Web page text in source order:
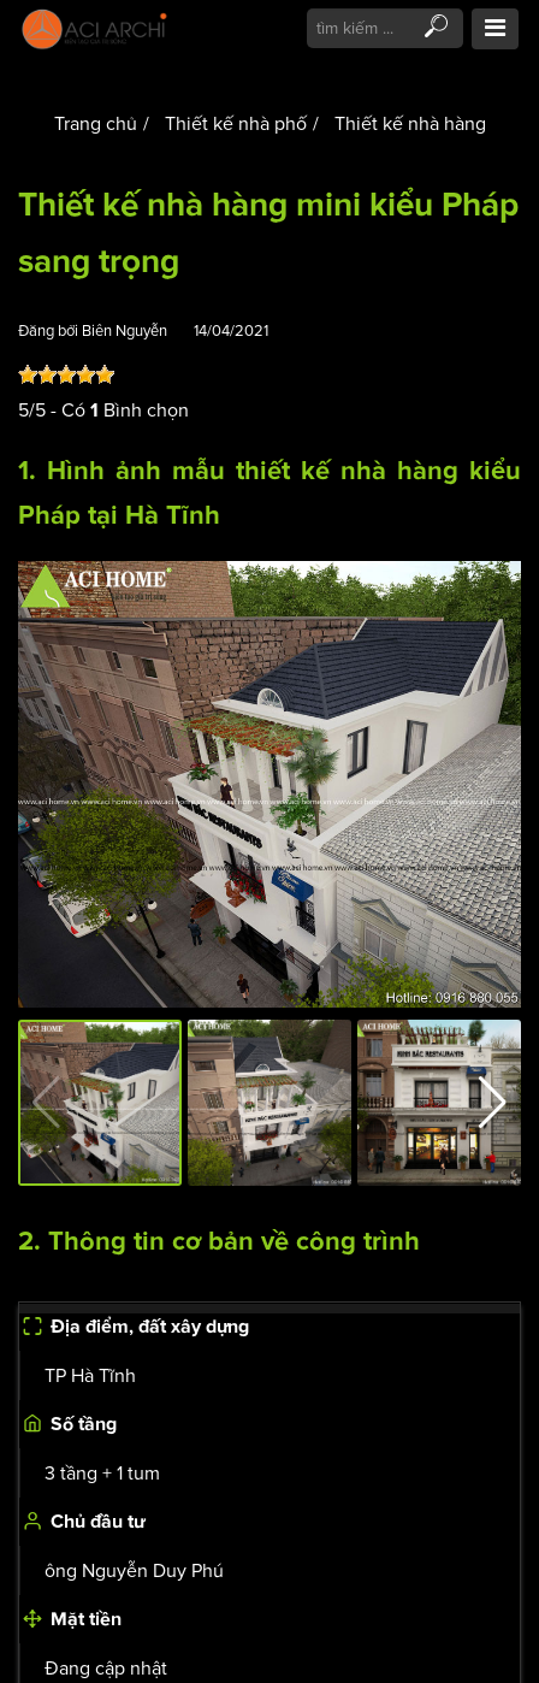
Trang chủ Thiết kế nhà phố Thiết kế nhà hàng
Thiết kế nhà hàng mini kiểu Pháp
sang trọng
Đăng bởi Biên Nguyễn 14/04/2021
5/5 - Có 1 Bình chọn
1. Hình ảnh mẫu thiết kế nhà hàng kiểu
Pháp tại Hà Tĩnh
2. Thông tin cơ bản về công trình
Địa điểm, đất xây dựng
TP Hà Tĩnh
Số tầng
3 tầng + 1 tum
Chủ đầu tư
ông Nguyễn Duy Phú
Mặt tiền
Đang cập nhật